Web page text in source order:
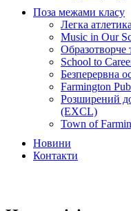
Поза межами класу
Легка атлетика
Music in Our
Образотворче
School to
Безперервна
Farmington
Розширений
(EXCL)
Town of
Новини
Контакти